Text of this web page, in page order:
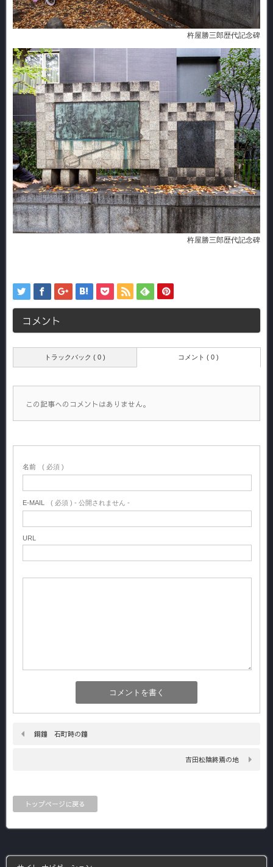
杵屋勝三郎歴代記念碑
杵屋勝三郎歴代記念碑
コメント
トラックバック ( 0 ) コメント ( 0 )
この記事へのコメントはありません。
名前 ( 必須 )
E-MAIL ( 必須 ) - 公開されません -
URL
銅鐘 石町時の鐘
吉田松陰終焉の地
トップページに戻る